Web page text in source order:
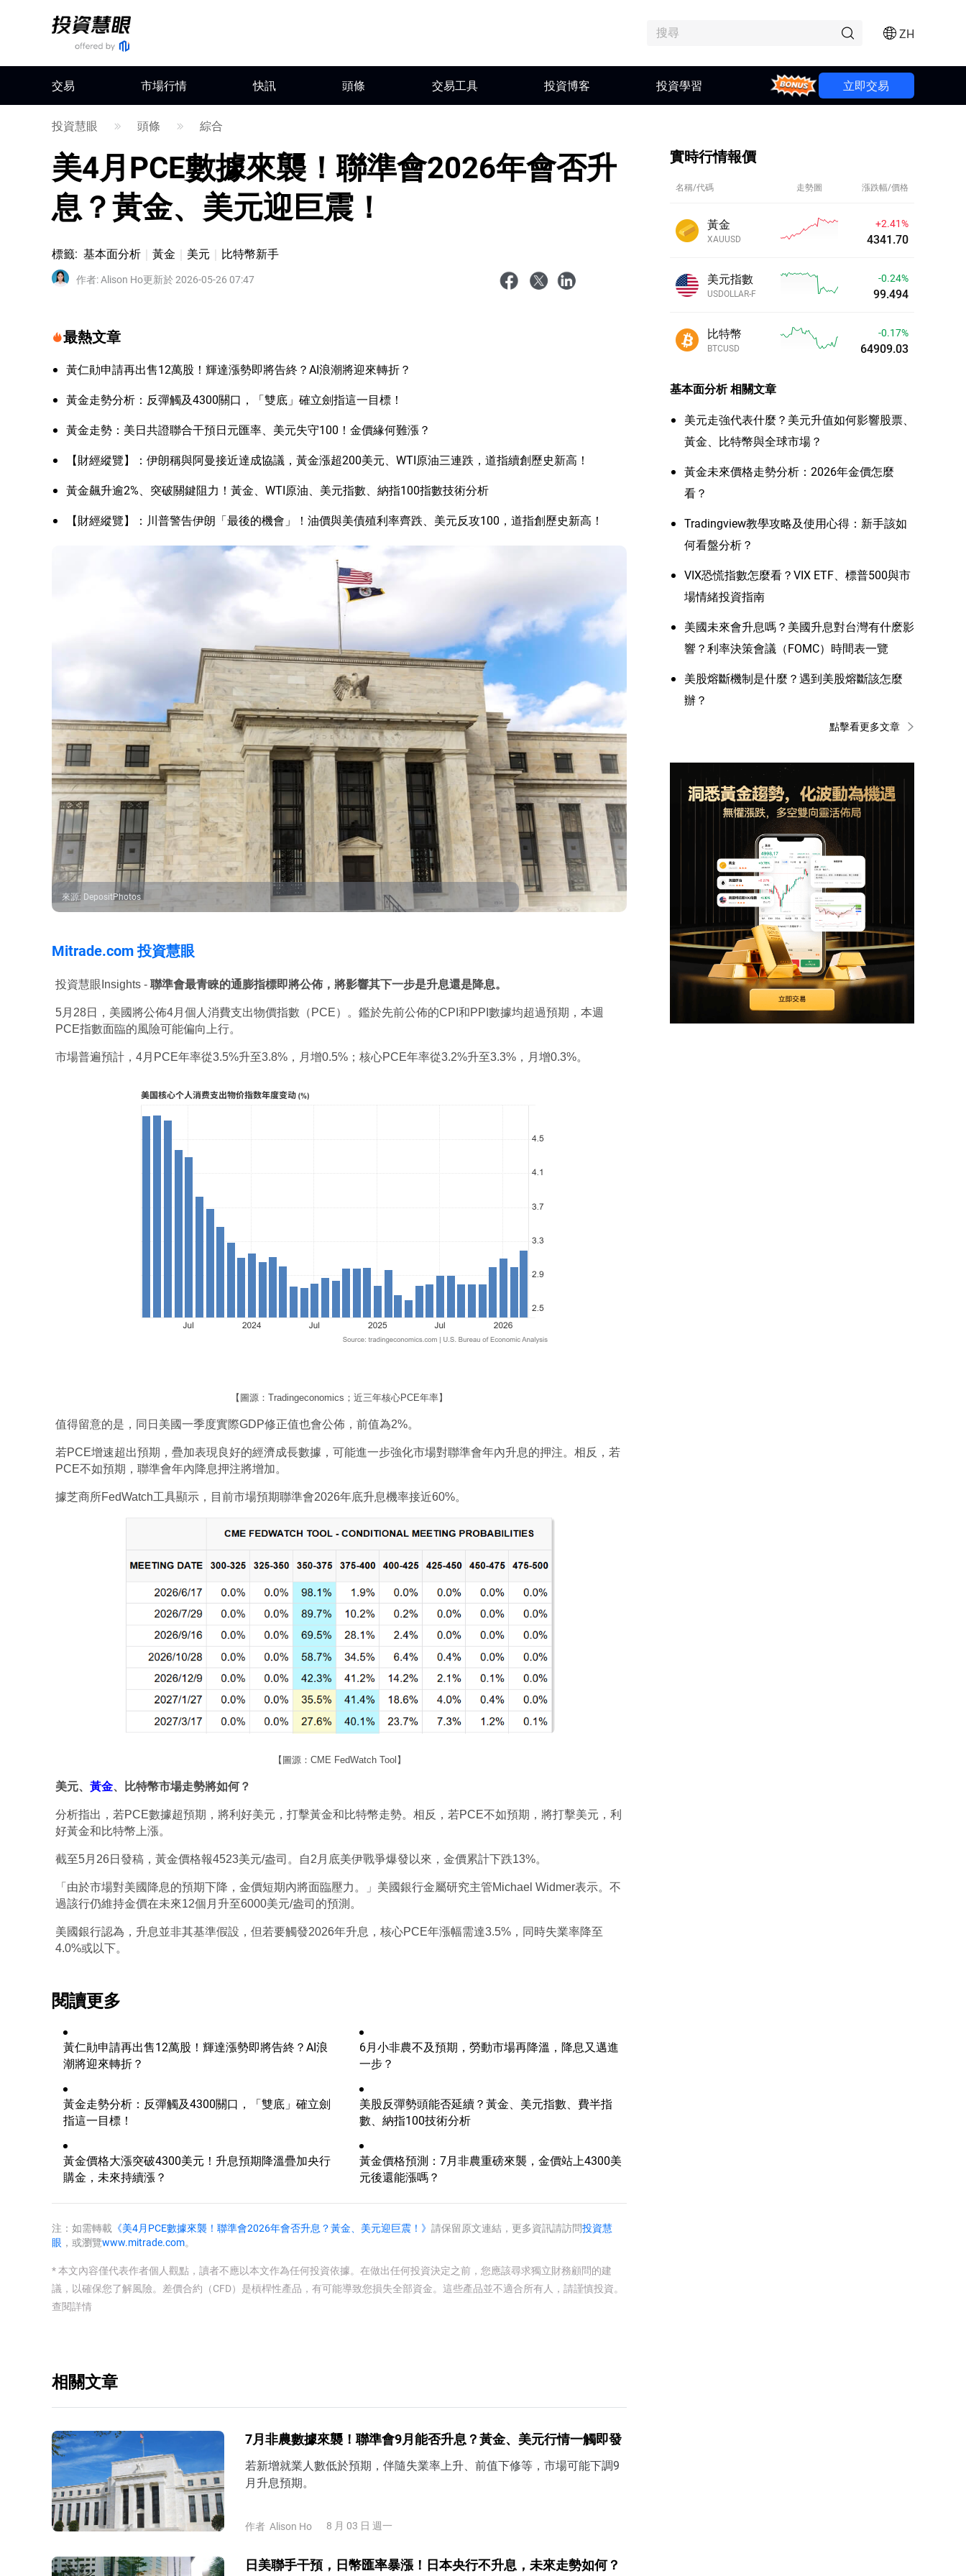
ZH
交易 市場行情 快訊 頭條 交易工具 投資博客 投資學習 Bonus 立即交易
投資慧眼 頭條 綜合
美4月PCE數據來襲！聯準會2026年會否升
息？黃金、美元迎巨震！
標籤: 基本面分析 黃金 美元 比特幣新手
作者:Alison Ho更新於 2026-05-26 07:47
最熱文章
黃仁勛申請再出售12萬股！輝達漲勢即將告終？AI浪潮將迎來轉折？
黃金走勢分析：反彈觸及4300關口，「雙底」確立劍指這一目標！
黃金走勢：美日共證聯合干預日元匯率、美元失守100！金價緣何難漲？
【財經縱覽】：伊朗稱與阿曼接近達成協議，黃金漲超200美元、WTI原油三連跌，道指續創歷史新高！
黃金飆升逾2%、突破關鍵阻力！黃金、WTI原油、美元指數、納指100指數技術分析
【財經縱覽】：川普警告伊朗「最後的機會」！油價與美債殖利率齊跌、美元反攻100，道指創歷史新高！
來源: DepositPhotos
Mitrade.com 投資慧眼
投資慧眼Insights - 聯準會最青睞的通膨指標即將公佈，將影響其下一步是升息還是降息。
5月28日，美國將公佈4月個人消費支出物價指數（PCE）。鑑於先前公佈的CPI和PPI數據均超過預期，本週
PCE指數面臨的風險可能偏向上行。
市場普遍預計，4月PCE年率從3.5%升至3.8%，月增0.5%；核心PCE年率從3.2%升至3.3%，月增0.3%。
【圖源：Tradingeconomics；近三年核心PCE年率】
值得留意的是，同日美國一季度實際GDP修正值也會公佈，前值為2%。
若PCE增速超出預期，疊加表現良好的經濟成長數據，可能進一步強化市場對聯準會年內升息的押注。相反，若
PCE不如預期，聯準會年內降息押注將增加。
據芝商所FedWatch工具顯示，目前市場預期聯準會2026年底升息機率接近60%。
【圖源：CME FedWatch Tool】
美元、 黃金、比特幣市場走勢將如何？
分析指出，若PCE數據超預期，將利好美元，打擊黃金和比特幣走勢。相反，若PCE不如預期，將打擊美元，利
好黃金和比特幣上漲。
截至5月26日發稿，黃金價格報4523美元/盎司。自2月底美伊戰爭爆發以來，金價累計下跌13%。
「由於市場對美國降息的預期下降，金價短期內將面臨壓力。」美國銀行金屬研究主管Michael Widmer表示。不
過該行仍維持金價在未來12個月升至6000美元/盎司的預測。
美國銀行認為，升息並非其基準假設，但若要觸發2026年升息，核心PCE年漲幅需達3.5%，同時失業率降至
4.0%或以下。
閱讀更多
黃仁勛申請再出售12萬股！輝達漲勢即將告終？AI浪
潮將迎來轉折？
6月小非農不及預期，勞動市場再降溫，降息又邁進
一步？
黃金走勢分析：反彈觸及4300關口，「雙底」確立劍
指這一目標！
美股反彈勢頭能否延續？黃金、美元指數、費半指
數、納指100技術分析
黃金價格大漲突破4300美元！升息預期降溫疊加央行
購金，未來持續漲？
黃金價格預測：7月非農重磅來襲，金價站上4300美
元後還能漲嗎？
注：如需轉載 《美4月PCE數據來襲！聯準會2026年會否升息？黃金、美元迎巨震！》 請保留原文連結，更多資訊請訪問投資慧
眼 ，或瀏覽www.mitrade.com。
* 本文內容僅代表作者個人觀點，讀者不應以本文作為任何投資依據。在做出任何投資決定之前，您應該尋求獨立財務顧問的建
議，以確保您了解風險。 差價合約（CFD）是槓桿性產品，有可能導致您損失全部資金。這些產品並不適合所有人，請謹慎投資。
查閱詳情
相關文章
7月非農數據來襲！聯準會9月能否升息？黃金、美元行情一觸即發
若新增就業人數低於預期，伴隨失業率上升、前值下修等，市場可能下調9
月升息預期。
作者 Alison Ho 8 月 03 日 週一
日美聯手干預，日幣匯率暴漲！日本央行不升息，未來走勢如何？
實時行情報價
名稱/代碼 走勢圖 漲跌幅/價格
黃金
XAUUSD
+2.41%
4341.70
美元指數
USDOLLAR-F
-0.24%
99.494
比特幣
BTCUSD
-0.17%
64908.96
基本面分析相關文章
美元走強代表什麼？美元升值如何影響股票、
黃金、比特幣與全球市場？
黃金未來價格走勢分析：2026年金價怎麼
看？
Tradingview教學攻略及使用心得：新手該如
何看盤分析？
VIX恐慌指數怎麼看？VIX ETF、標普500與市
場情緒投資指南
美國未來會升息嗎？美國升息對台灣有什麽影
響？利率決策會議（FOMC）時間表一覽
美股熔斷機制是什麼？遇到美股熔斷該怎麼
辦？
點擊看更多文章